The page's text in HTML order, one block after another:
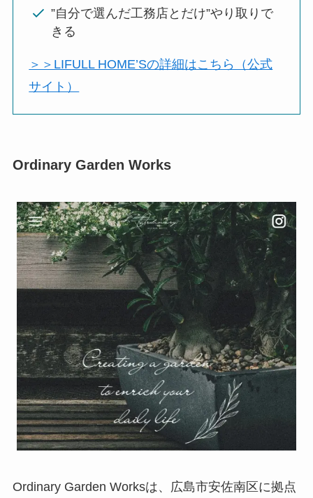
”自分で選んだ工務店とだけ”やり取りで
きる
＞＞LIFULL HOME’Sの詳細はこちら（公式
サイト）
Ordinary Garden Works
Ordinary Garden Worksは、広島市安佐南区に拠点